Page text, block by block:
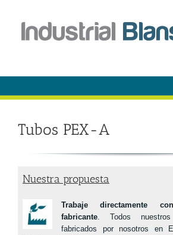
contenido
Tubos PEX-A
Nuestra propuesta
Trabaje directamente
fabricante . Todos
fabricados por nosotros en